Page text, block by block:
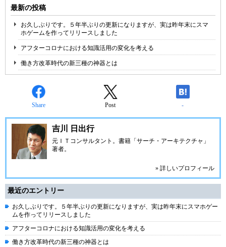
最新の投稿
お久しぶりです。５年半ぶりの更新になりますが、実は昨年末にスマ
ホゲームを作ってリリースしました
アフターコロナにおける知識活用の変化を考える
働き方改革時代の新三種の神器とは
Share Post -
吉川 日出行
元ＩＴコンサルタント。書籍「サーチ・アーキテクチャ」
著者。
» 詳しいプロフィール
最近のエントリー
お久しぶりです。５年半ぶりの更新になりますが、実は昨年末にスマホゲー
ムを作ってリリースしました
アフターコロナにおける知識活用の変化を考える
働き方改革時代の新三種の神器とは